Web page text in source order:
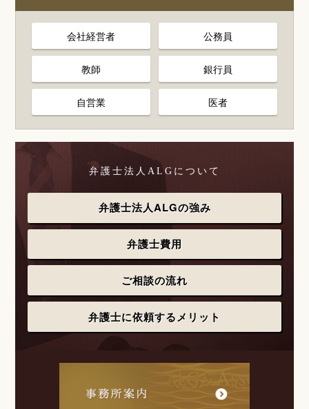
会社経営者 公務員
教師 銀行員
自営業 医者
弁護士法人ALGについて
弁護士法人ALGの強み
弁護士費用
ご相談の流れ
弁護士に依頼するメリット